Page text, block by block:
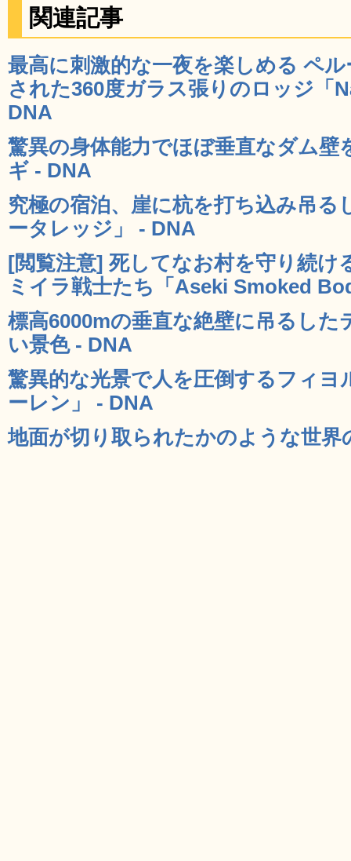
関連記事
最高に刺激的な一夜を楽しめる ペ
された360度ガラス張りのロッジ「
DNA
驚異の身体能力でほぼ垂直なダム壁
ギ - DNA
究極の宿泊、崖に杭を打ち込み吊る
ータレッジ」 - DNA
[閲覧注意] 死してなお村を守り続け
ミイラ戦士たち「Aseki Smoked
標高6000mの垂直な絶壁に吊るした
い景色 - DNA
驚異的な光景で人を圧倒するフィヨ
ーレン」 - DNA
地面が切り取られたかのような世界